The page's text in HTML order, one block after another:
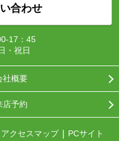
合わせ
17：45
・祝日
社概要
店予約
アクセスマップ
PCサイト